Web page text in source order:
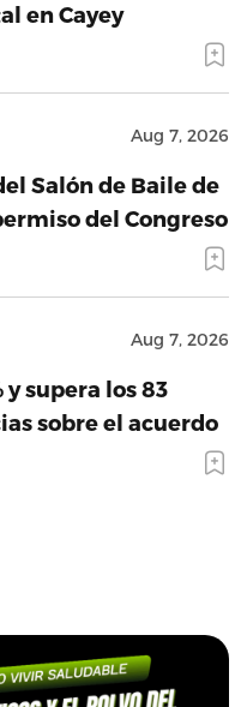
en Cayey
Aug 7, 2026
Salón de Baile de
del Congreso
Aug 7, 2026
y supera los 83
sobre el acuerdo